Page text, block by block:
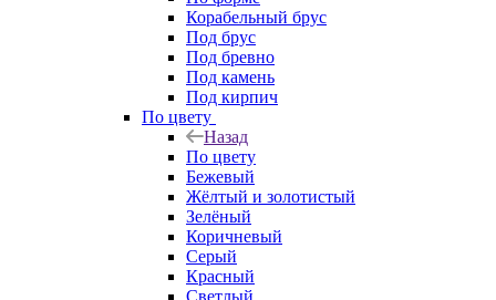
Корабельный брус
Под брус
Под бревно
Под камень
Под кирпич
По цвету
Назад
По цвету
Бежевый
Жёлтый и золотистый
Зелёный
Коричневый
Серый
Красный
Светлый